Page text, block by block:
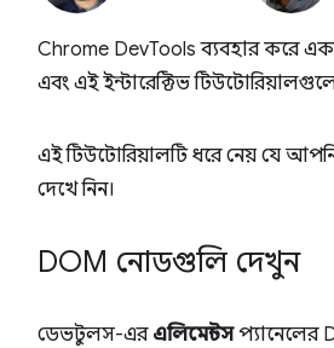
Chrome DevTools ব্যবহার করে
এবং এই ইন্টারেক্টিভ
এই টিউটোরিয়ালটি ধরে নেয় যে
দেখে নিন।
DOM নোডগুলি দেখুন
ডেভটুলস-এর এলিমেন্টসপ্যানেলের